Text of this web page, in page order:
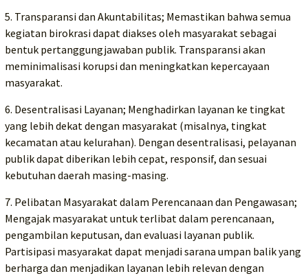
5. Transparansi dan Akuntabilitas; Memastikan bahwa semua
kegiatan birokrasi dapat diakses oleh masyarakat sebagai
bentuk pertanggungjawaban publik. Transparansi akan
meminimalisasi korupsi dan meningkatkan kepercayaan
masyarakat.
6. Desentralisasi Layanan; Menghadirkan layanan ke tingkat
yang lebih dekat dengan masyarakat (misalnya, tingkat
kecamatan atau kelurahan). Dengan desentralisasi, pelayanan
publik dapat diberikan lebih cepat, responsif, dan sesuai
kebutuhan daerah masing-masing.
7. Pelibatan Masyarakat dalam Perencanaan dan Pengawasan;
Mengajak masyarakat untuk terlibat dalam perencanaan,
pengambilan keputusan, dan evaluasi layanan publik.
Partisipasi masyarakat dapat menjadi sarana umpan balik yang
berharga dan menjadikan layanan lebih relevan dengan